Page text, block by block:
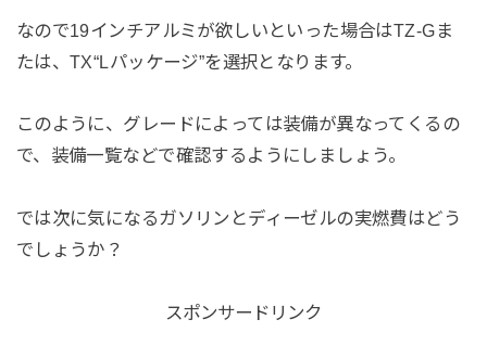
なので19インチアルミが欲しいといった場合はTZ-Gま
たは、TX“Lパッケージ”を選択となります。
このように、グレードによっては装備が異なってくるの
で、装備一覧などで確認するようにしましょう。
では次に気になるガソリンとディーゼルの実燃費はどう
でしょうか？
スポンサードリンク